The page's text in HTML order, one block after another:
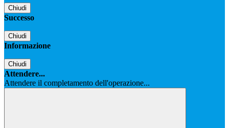
Chiudi
Successo
Chiudi
Informazione
Chiudi
Attendere...
Attendere il completamento dell'operazione...